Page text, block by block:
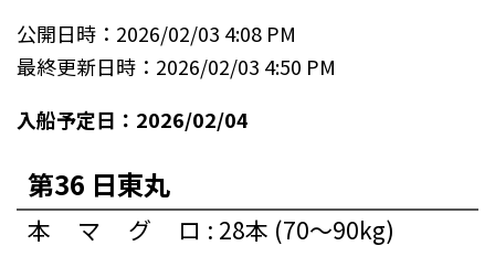
公開日時：2026/02/03 4:08 PM
最終更新日時：2026/02/03 4:50 PM
入船予定日：2026/02/04
第36 日東丸
本マグロ : 28本 (70～90kg)